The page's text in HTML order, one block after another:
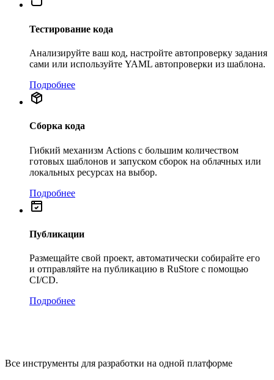
Тестирование кода
Анализируйте ваш код, настройте автопроверку задания
сами или используйте YAML автопроверки из шаблона.
Подробнее
Сборка кода
Гибкий механизм Actions с большим количеством
готовых шаблонов и запуском сборок на облачных или
локальных ресурсах на выбор.
Подробнее
Публикации
Размещайте свой проект, автоматически собирайте его
и отправляйте на публикацию в RuStore с помощью
CI/CD.
Подробнее
Все инструменты для разработки на одной платформе